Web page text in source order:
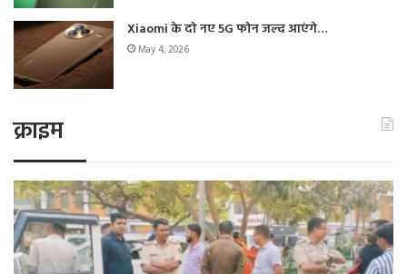
Xiaomi के दो नए 5G फोन जल्द आएंगे…
May 4, 2026
क्राइम